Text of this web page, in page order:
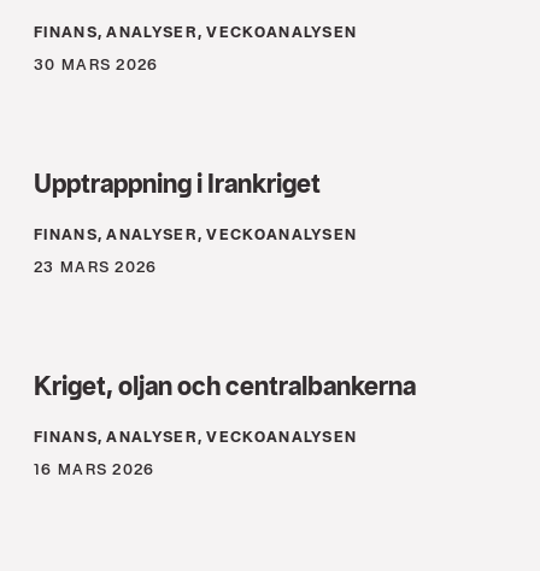
FINANS, ANALYSER, VECKOANALYSEN
30 MARS 2026
Upptrappning i Irankriget
FINANS, ANALYSER, VECKOANALYSEN
23 MARS 2026
Kriget, oljan och centralbankerna
FINANS, ANALYSER, VECKOANALYSEN
16 MARS 2026